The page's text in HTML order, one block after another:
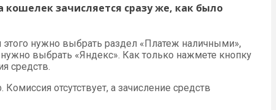
зачисляется сразу же, как было
нужно выбрать раздел «Платеж наличными»,
выбрать «Яндекс». Как только нажмете кнопку
средств.
отсутствует, а зачисление средств